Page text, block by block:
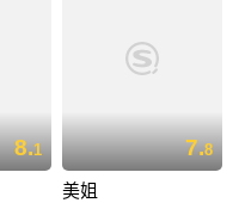
8.1 7.8
美姐